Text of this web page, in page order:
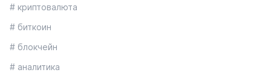
# криптовалюта
# биткоин
# блокчейн
# аналитика